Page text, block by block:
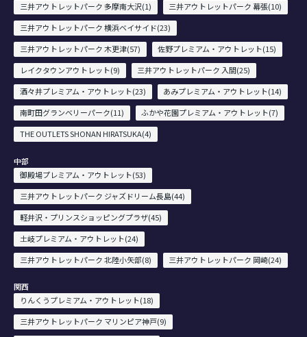
三井アウトレットパーク 多摩南大沢(1)
三井アウトレットパーク 幕張(10)
三井アウトレットパーク 横浜ベイサイド(23)
三井アウトレットパーク 木更津(57)
佐野プレミアム・アウトレット(15)
レイクタウンアウトレット(9)
三井アウトレットパーク 入間(25)
酒々井プレミアム・アウトレット(23)
あみプレミアム・アウトレット(14)
南町田グランベリーパーク(11)
ふかや花園プレミアム・アウトレット(7)
THE OUTLETS SHONAN HIRATSUKA(4)
中部
御殿場プレミアム・アウトレット(53)
三井アウトレットパーク ジャズドリーム長島(44)
軽井沢・プリンスショッピングプラザ(45)
土岐プレミアム・アウトレット(24)
三井アウトレットパーク 北陸小矢部(8)
三井アウトレットパーク 岡崎(24)
関西
りんくうプレミアム・アウトレット(18)
三井アウトレットパーク マリンピア神戸(9)